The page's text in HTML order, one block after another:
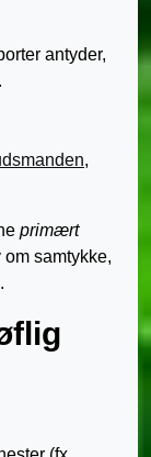
antyder,
,
primært
samtykke,